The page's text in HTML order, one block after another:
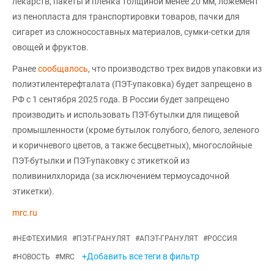
из пенопласта для транспортировки товаров, пачки для
сигарет из сложносоставных материалов, сумки-сетки для
овощей и фруктов.
Ранеесообщалось, что производство трех видов упаковки из
полиэтилентерефталата (ПЭТ-упаковка) будет запрещено в
РФ с 1 сентября 2025 года. В России будет запрещено
производить и использовать ПЭТ-бутылки для пищевой
промышленности (кроме бутылок голубого, белого, зеленого
и коричневого цветов, а также бесцветных), многослойные
ПЭТ-бутылки и ПЭТ-упаковку с этикеткой из
поливинилхлорида (за исключением термоусадочной
этикетки).
mrc.ru
#НЕФТЕХИМИЯ #ПЭТ-ГРАНУЛЯТ #АПЭТ-ГРАНУЛЯТ #РОССИЯ
#НОВОСТЬ #MRC +Добавить все теги в фильтр